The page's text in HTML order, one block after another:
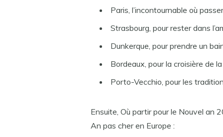
Paris, l’incontournable où
Strasbourg, pour rester dans
Dunkerque, pour prendre un
Bordeaux, pour la croisière de
Porto-Vecchio, pour les
Ensuite, Où partir pour le Nouvel an
An pas cher en Europe :